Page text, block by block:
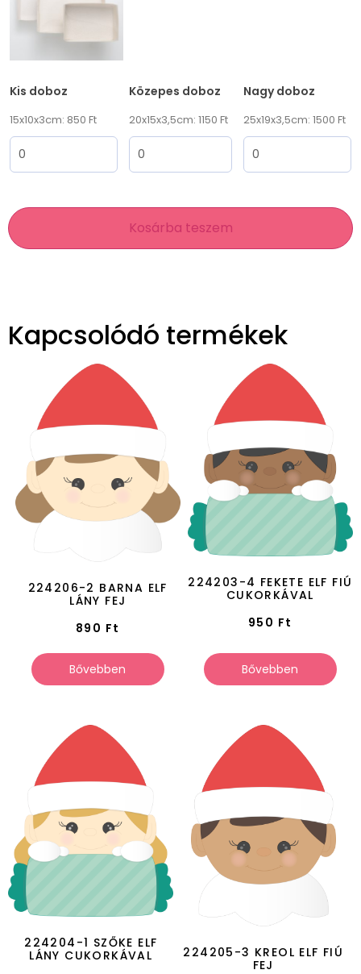
Kis doboz
15x10x3cm: 850 Ft
Közepes doboz
20x15x3,5cm: 1150 Ft
Nagy doboz
25x19x3,5cm: 1500 Ft
Kosárba teszem
Kapcsolódó termékek
224206-2 BARNA ELF
LÁNY FEJ
890 Ft
Bővebben
224203-4 FEKETE ELF FIÚ
CUKORKÁVAL
950 Ft
Bővebben
224204-1 SZŐKE ELF
LÁNY CUKORKÁVAL
224205-3 KREOL ELF FIÚ
FEJ